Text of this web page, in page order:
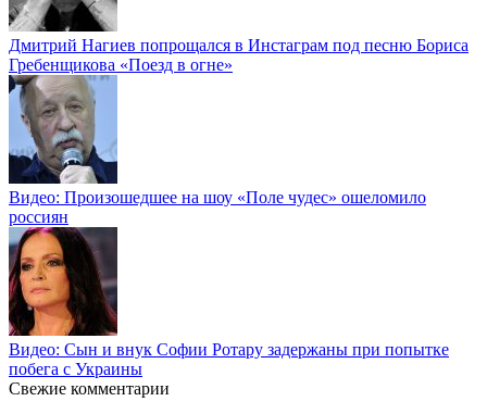
Дмитрий Нагиев попрощался в Инстаграм под песню Бориса
Гребенщикова «Поезд в огне»
Видео: Произошедшее на шоу «Поле чудес» ошеломило
россиян
Видео: Сын и внук Софии Ротару задержаны при попытке
побега с Украины
Свежие комментарии